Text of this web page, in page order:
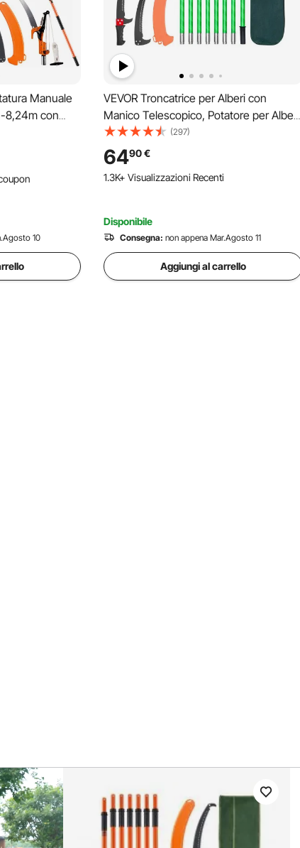
Manuale
8,24m con
Rami Boschi
Manuale
di Vetro
10
VEVOR Troncatrice per Alberi con
Manico Telescopico, Potatore per Alberi
con Asta Estensibile da 118 a 809,3 cm
con Forbici, Lama Affilata in Acciaio da
65 Mn per Potatura di Rami Alti
(297)
6490€
1.3K+ Visualizzazioni Recenti
Disponibile
Consegna: non appena Mar.Agosto 11
Aggiungi al carrello